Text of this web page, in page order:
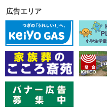
広告エリア